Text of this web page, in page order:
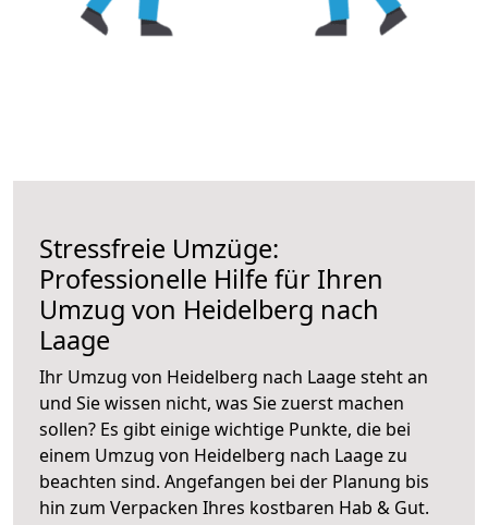
Stressfreie Umzüge:
Professionelle Hilfe für Ihren
Umzug von Heidelberg nach
Laage
Ihr Umzug von Heidelberg nach Laage steht an
und Sie wissen nicht, was Sie zuerst machen
sollen? Es gibt einige wichtige Punkte, die bei
einem Umzug von Heidelberg nach Laage zu
beachten sind. Angefangen bei der Planung bis
hin zum Verpacken Ihres kostbaren Hab & Gut.